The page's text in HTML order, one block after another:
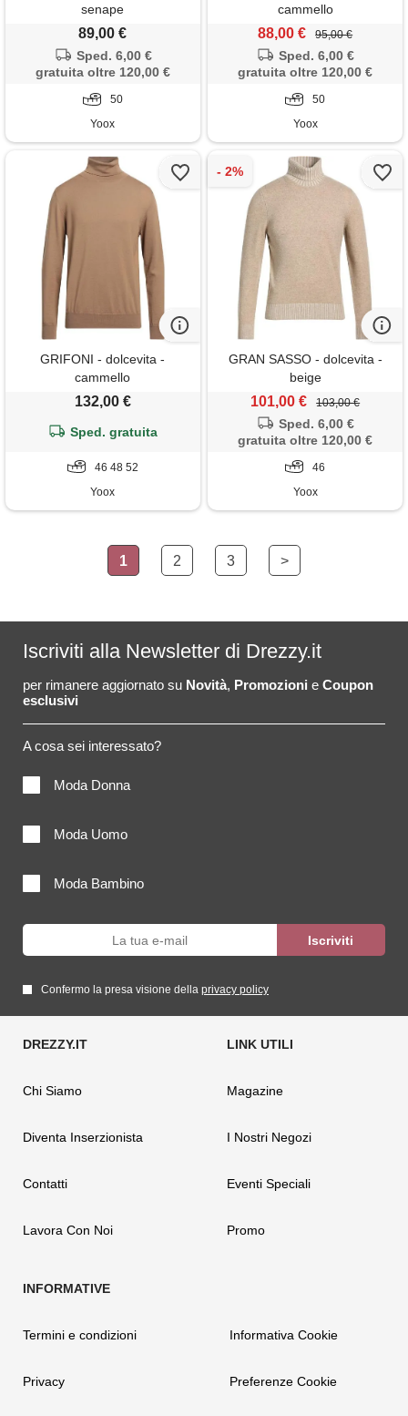
senape
89,00 €
Sped. 6,00 €
gratuita oltre 120,00 €
50
Yoox
cammello
88,00 € 95,00 €
Sped. 6,00 €
gratuita oltre 120,00 €
50
Yoox
GRIFONI - dolcevita -
cammello
132,00 €
Sped. gratuita
46 48 52
Yoox
GRAN SASSO - dolcevita -
beige
101,00 € 103,00 €
Sped. 6,00 €
gratuita oltre 120,00 €
46
Yoox
1 2 3 >
Iscriviti alla Newsletter di Drezzy.it
per rimanere aggiornato su Novità, Promozioni e Coupon
esclusivi
A cosa sei interessato?
Moda Donna
Moda Uomo
Moda Bambino
Confermo la presa visione della privacy policy
Chi Siamo
Diventa Inserzionista
Contatti
Lavora Con Noi
Magazine
I Nostri Negozi
Eventi Speciali
Promo
Termini e condizioni
Privacy
Informativa Cookie
Preferenze Cookie